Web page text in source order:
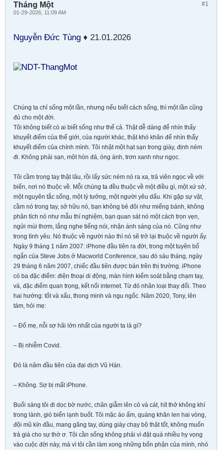
#1
Tháng Một
01-29-2026, 11:09 AM
Nguyễn Đức Tùng ♦ 21.01.2026
Chúng ta chỉ sống một lần, nhưng nếu biết cách sống, thì một lần cũng
đủ cho một đời.
Tôi không biết có ai biết sống như thế cả. Thật dễ dàng để nhìn thấy
khuyết điểm của thế giới, của người khác, thật khó khăn để nhìn thấy
khuyết điểm của chính mình. Tôi nhặt một hạt sạn trong giày, định ném
đi. Không phải sạn, một hòn đá, óng ánh, trơn xanh như ngọc.
Tôi cầm trong tay thật lâu, rồi lấy sức ném nó ra xa, trả viên ngọc về với
biển, nơi nó thuộc về. Mỗi chúng ta đều thuộc về một điều gì, một xứ sở,
một nguyên tắc sống, một lý tưởng, một người yêu dấu. Khi gặp sự vật,
cầm nó trong tay, sở hữu nó, bạn không bẻ đôi như miếng bánh, không
phân tích nó như mẫu thí nghiệm, bạn quan sát nó một cách trọn vẹn,
ngửi mùi thơm, lắng nghe tiếng nói, nhận ánh sáng của nó. Cũng như
trong tình yêu. Nó thuộc về người nào thì nó sẽ trở lại thuộc về người ấy.
Ngày 9 tháng 1 năm 2007: iPhone đầu tiên ra đời, trong một tuyên bố
ngắn của Steve Jobs ở Macworld Conference, sau đó sáu tháng, ngày
29 tháng 6 năm 2007, chiếc đầu tiên được bán trên thị trường. iPhone
có ba đặc điểm: điện thoại di động, màn hình kiểm soát bằng chạm tay,
và, đặc điểm quan trọng, kết nối internet. Từ đó nhân loại thay đổi. Theo
hai hướng: tốt và xấu, thong minh và ngu ngốc. Năm 2020, Tony, lên
tám, hỏi mẹ:
– Đố mẹ, nỗi sợ hãi lớn nhất của người ta là gì?
– Bị nhiễm Covid.
Đó là năm đầu tiên của đại dịch Vũ Hán.
– Không. Sợ bị mất iPhone.
Buổi sáng tôi đi dọc bờ nước, chân giẫm lên cỏ và cát, hít thở không khí
trong lành, gió biển lạnh buốt. Tôi mặc áo ấm, quàng khăn len hai vòng,
đội mũ kín đầu, mang găng tay, dùng giày chạy bộ thật tốt, không muốn
trả giá cho sự thờ ơ. Tôi cần sống không phải vì đặt quá nhiều hy vọng
vào cuộc đời này, mà vì tôi cần làm xong những bổn phận của mình, nhỏ